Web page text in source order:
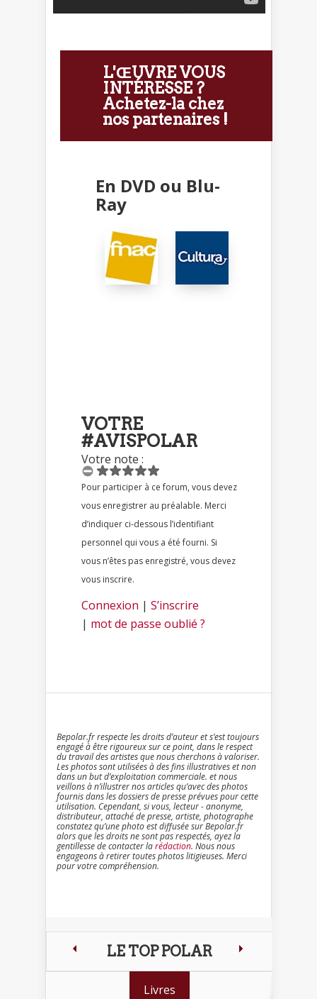
L'ŒUVRE VOUS
INTÉRESSE ?
Achetez-la chez
nos partenaires !
En DVD ou Blu-
Ray
VOTRE
#AVISPOLAR
Votre note :
Pour participer à ce forum, vous devez
vous enregistrer au préalable. Merci
d’indiquer ci-dessous l’identifiant
personnel qui vous a été fourni. Si
vous n’êtes pas enregistré, vous devez
vous inscrire.
Connexion | S’inscrire
| mot de passe oublié ?
Bepolar.fr respecte les droits d’auteur et s’est toujours
engagé à être rigoureux sur ce point, dans le respect
du travail des artistes que nous cherchons à valoriser.
Les photos sont utilisées à des fins illustratives et non
dans un but d’exploitation commerciale. et nous
veillons à n’illustrer nos articles qu’avec des photos
fournis dans les dossiers de presse prévues pour cette
utilisation. Cependant, si vous, lecteur - anonyme,
distributeur, attaché de presse, artiste, photographe
constatez qu’une photo est diffusée sur Bepolar.fr
alors que les droits ne sont pas respectés, ayez la
gentillesse de contacter larédaction. Nous nous
engageons à retirer toutes photos litigieuses. Merci
pour votre compréhension.
LE TOP POLAR
Livres